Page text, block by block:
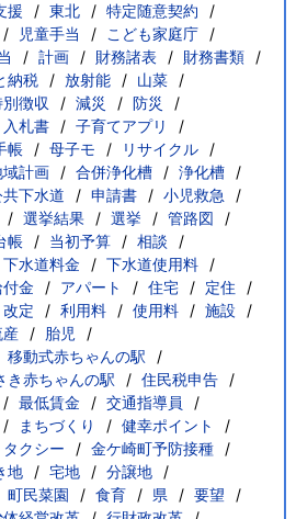
援 東北
特定随意契約
児童手当
こども家庭庁
計画 財務諸表
財務書類
納税 放射能
山菜
徴収 減災
防災
入札書
子育てアプリ
帳 母子モ
リサイクル
域計画 合併浄化槽
浄化槽
共下水道 申請書
小児救急
選挙結果 選挙
管路図
帳 当初予算
相談
下水道料金
下水道使用料
金 アパート 住宅
定住
改定 利用料 使用料
施設
産
胎児
移動式赤ちゃんの駅
き赤ちゃんの駅
住民税申告
最低賃金
交通指導員
まちづくり
健幸ポイント
タクシー
金ケ崎町予防接種
地 宅地
分譲地
町民菜園 食育 県
要望